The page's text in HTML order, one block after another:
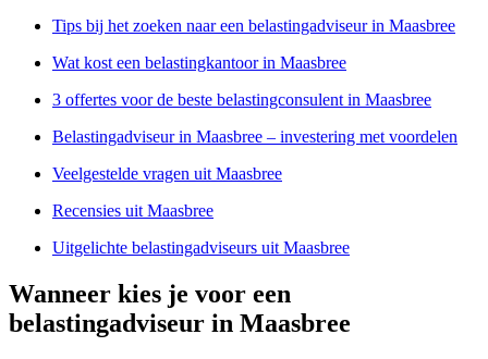
Tips bij het zoeken naar een belastingadviseur in Maasbree
Wat kost een belastingkantoor in Maasbree
3 offertes voor de beste belastingconsulent in Maasbree
Belastingadviseur in Maasbree – investering met voordelen
Veelgestelde vragen uit Maasbree
Recensies uit Maasbree
Uitgelichte belastingadviseurs uit Maasbree
Wanneer kies je voor een
belastingadviseur in Maasbree